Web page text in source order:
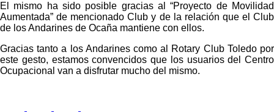
El mismo ha sido posible gracias al “Proyecto de Movilidad
Aumentada” de mencionado Club y de la relación que el Club
de los Andarines de Ocaña mantiene con ellos.
Gracias tanto a los Andarines como al Rotary Club Toledo por
este gesto, estamos convencidos que los usuarios del Centro
Ocupacional van a disfrutar mucho del mismo.